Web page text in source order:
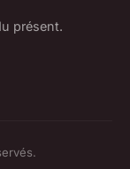
présent.